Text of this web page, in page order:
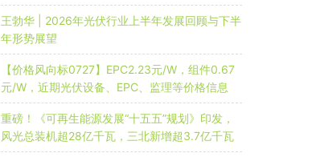
王勃华 | 2026年光伏行业上半年发展回顾与下半
年形势展望
【价格风向标0727】EPC2.23元/W，组件0.67
元/W，近期光伏设备、EPC、监理等价格信息
重磅！《可再生能源发展“十五五”规划》印发，
风光总装机超28亿千瓦，三北新增超3.7亿千瓦